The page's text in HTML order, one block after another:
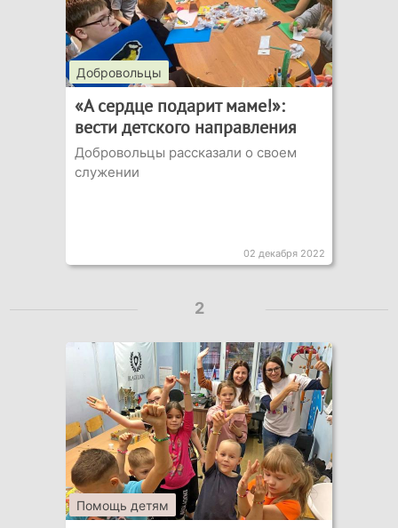
Добровольцы
«А сердце подарит маме!»:
вести детского направления
Добровольцы рассказали о своем
служении
02 декабря 2022
2
Помощь детям